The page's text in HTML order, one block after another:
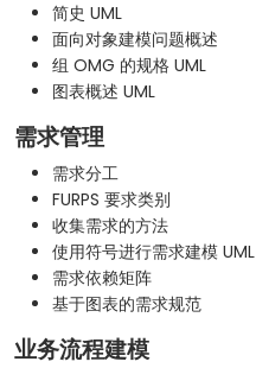
简史 UML
面向对象建模问题概述
组 OMG 的规格 UML
图表概述 UML
需求管理
需求分工
FURPS 要求类别
收集需求的方法
使用符号进行需求建模 UML
需求依赖矩阵
基于图表的需求规范
业务流程建模